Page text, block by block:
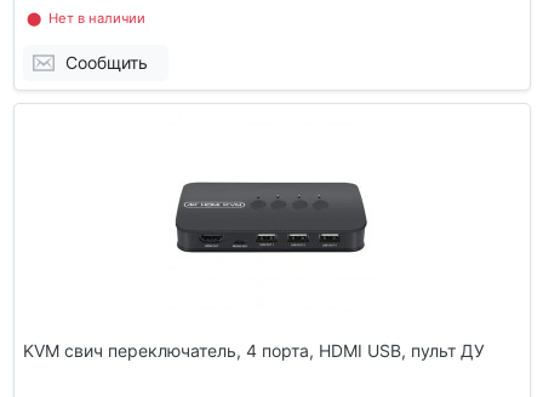
⬤ Нет в наличии
Сообщить
KVM свич переключатель, 4 порта, HDMI USB, пульт ДУ